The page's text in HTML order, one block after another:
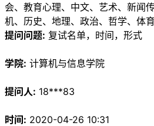
会、教育心理、中文、艺术、新闻
机、历史、地理、政治、哲学、体
提问问题: 复试名单，时间，形式
学院: 计算机与信息学院
提问人: 18***83
时间: 2020-04-26 10:31